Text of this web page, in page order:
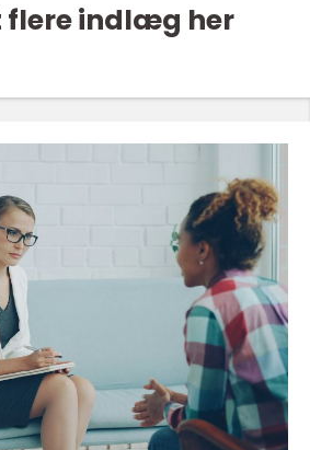
flere indlæg her